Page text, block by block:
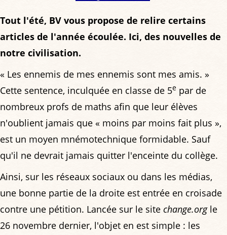
Tout l'été, BV vous propose de relire certains
articles de l'année écoulée. Ici, des nouvelles de
notre civilisation.
« Les ennemis de mes ennemis sont mes amis. »
Cette sentence, inculquée en classe de 5e par de
nombreux profs de maths afin que leur élèves
n'oublient jamais que « moins par moins fait plus »,
est un moyen mnémotechnique formidable. Sauf
qu'il ne devrait jamais quitter l'enceinte du collège.
Ainsi, sur les réseaux sociaux ou dans les médias,
une bonne partie de la droite est entrée en croisade
contre une pétition. Lancée sur le site change.orgle
26 novembre dernier, l'objet en est simple : les